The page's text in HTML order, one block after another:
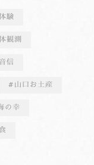
験
観測
信
山口お土産
の幸